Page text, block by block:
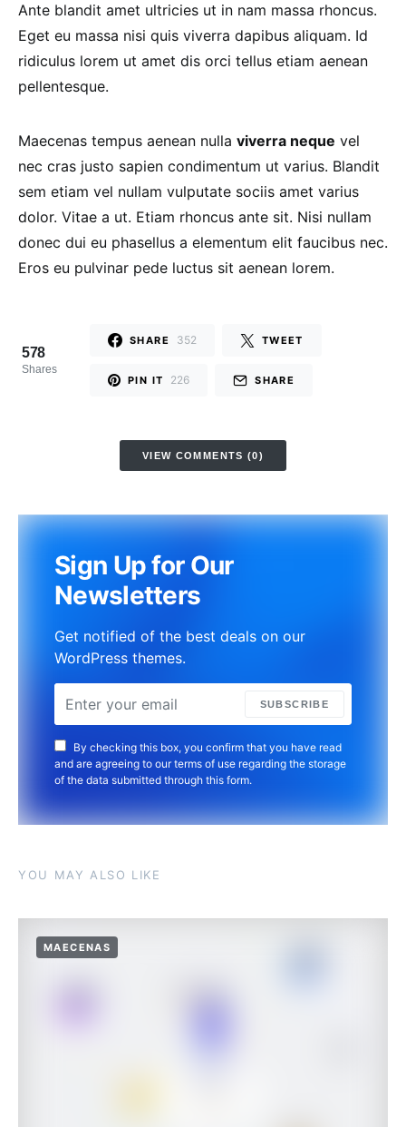
Ante blandit amet ultricies ut in nam massa rhoncus.
Eget eu massa nisi quis viverra dapibus aliquam. Id
ridiculus lorem ut amet dis orci tellus etiam aenean
pellentesque.
Maecenas tempus aenean nulla viverra neque vel
nec cras justo sapien condimentum ut varius. Blandit
sem etiam vel nullam vulputate sociis amet varius
dolor. Vitae a ut. Etiam rhoncus ante sit. Nisi nullam
donec dui eu phasellus a elementum elit faucibus nec.
Eros eu pulvinar pede luctus sit aenean lorem.
578
Shares
SHARE 352 TWEET
PIN IT 226 SHARE
VIEW COMMENTS (0)
Sign Up for Our
Newsletters
Get notified of the best deals on our
WordPress themes.
SUBSCRIBE
By checking this box, you confirm that you have read
and are agreeing to our terms of use regarding the storage
of the data submitted through this form.
YOU MAY ALSO LIKE
MAECENAS